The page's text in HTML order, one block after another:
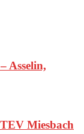
Asselin,
Miesbach